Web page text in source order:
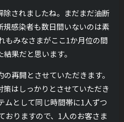
されましたね。まだまだ油断
感染者も数日間いないのは素
もみなさまがここ1か月位の間
果だと思います。
再開とさせていただきます。
はしっかりとさせていただき
ムとして同じ時間帯に1人ずつ
おりますので、1人のお客さま